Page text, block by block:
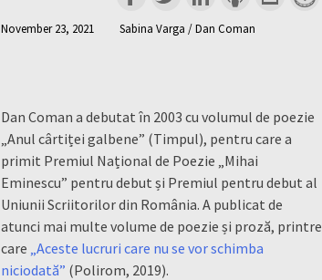
November 23, 2021 Sabina Varga / Dan Coman
Dan Coman a debutat în 2003 cu volumul de poezie
„Anul cârtiței galbene” (Timpul), pentru care a
primit Premiul Național de Poezie „Mihai
Eminescu” pentru debut și Premiul pentru debut al
Uniunii Scriitorilor din România. A publicat de
atunci mai multe volume de poezie și proză, printre
care „Aceste lucruri care nu se vor schimba
niciodată” (Polirom, 2019).